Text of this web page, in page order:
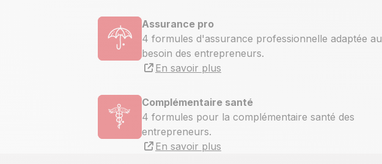
Assurance pro
4 formules d'assurance professionnelle adaptée au
besoin des entrepreneurs.
En savoir plus
Complémentaire santé
4 formules pour la complémentaire santé des
entrepreneurs.
En savoir plus